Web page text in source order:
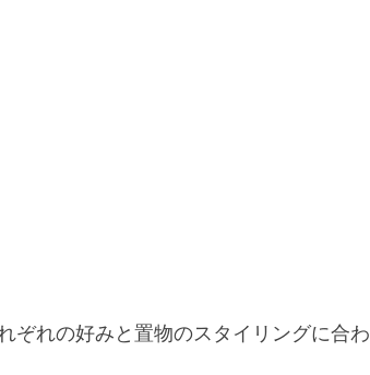
ぞれの好みと置物のスタイリングに合わ